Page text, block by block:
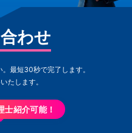
わせ
最短30秒で完了します。
たします。
士紹介可能！